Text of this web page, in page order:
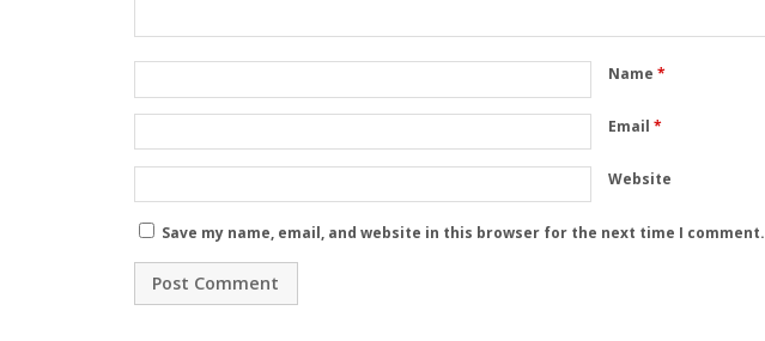
Name *
Email *
Website
Save my name, email, and website in this browser for the next time I comment.